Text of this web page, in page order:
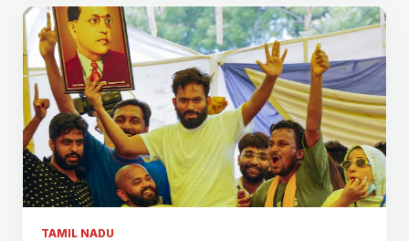
TAMIL NADU